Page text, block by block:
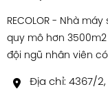
RECOLOR - Nhà
quy mô hơn
đội ngũ nhân viên
Địa chỉ: 4367/2,